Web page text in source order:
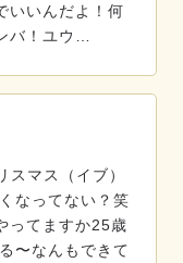
いいんだよ！何
バ！ユウ…
マス（イブ）
なってない？笑
ってますか25歳
〜なんもできて